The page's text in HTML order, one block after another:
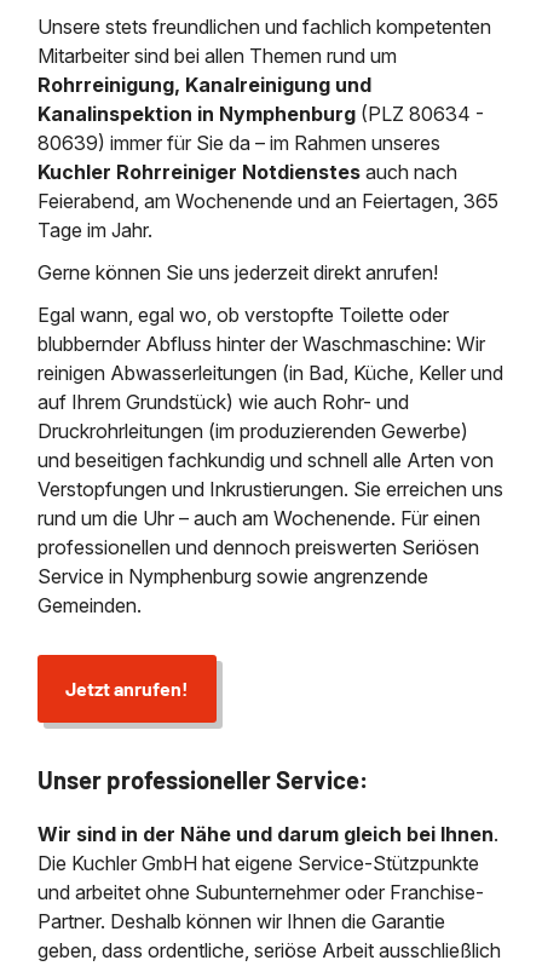
Kanalreinigung
Kanalinspektion
Grubenentleerung
24h Notdienst
Kosten Preise
Rohrreinigungsdienst
Wasserhaltung
Dükerreinigung
Entleerung und Reinigung
Regenrückhaltebecken
Grubenentleerung und
Sickerschacht Reinigung
Abfallzwischenlager
Geschosssandfang
Mobile Schlamm-
Fettabscheider
Entsorgung
Saugbagger / LuftförderanlageSaugbagger für Tiefbau
Saugbagger und Pumpen
Fermenter-Entleerung
Regenrückhaltebecken
Entschlammung
Heizung / Sanitär
Tiefbau
Unternehmen
Zertifikate /
Stellenangebote
Kontakt
Unsere stets freundlichen und fachlich kompetenten
Mitarbeiter sind bei allen Themen rund um
Rohrreinigung, Kanalreinigung und
Kanalinspektion in Nymphenburg (PLZ 80634 -
80639) immer für Sie da – im Rahmen unseres
Kuchler Rohrreiniger Notdienstes auch nach
Feierabend, am Wochenende und an Feiertagen, 365
Tage im Jahr.
Gerne können Sie uns jederzeit direkt anrufen!
Egal wann, egal wo, ob verstopfte Toilette oder
blubbernder Abfluss hinter der Waschmaschine: Wir
reinigen Abwasserleitungen (in Bad, Küche, Keller und
auf Ihrem Grundstück) wie auch Rohr- und
Druckrohrleitungen (im produzierenden Gewerbe)
und beseitigen fachkundig und schnell alle Arten von
Verstopfungen und Inkrustierungen. Sie erreichen uns
rund um die Uhr – auch am Wochenende. Für einen
professionellen und dennoch preiswerten Seriösen
Service in Nymphenburg sowie angrenzende
Gemeinden.
Jetzt anrufen!
Unser professioneller Service:
Wir sind in der Nähe und darum gleich bei Ihnen.
Die Kuchler GmbH hat eigene Service-Stützpunkte
und arbeitet ohne Subunternehmer oder Franchise-
Partner. Deshalb können wir Ihnen die Garantie
geben, dass ordentliche, seriöse Arbeit ausschließlich